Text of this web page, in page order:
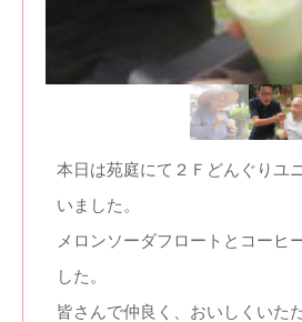
本日は苑庭にて２Ｆどんぐりユ
いました。
メロンソーダフロートとコーヒ
した。
皆さんで仲良く、おいしくいた